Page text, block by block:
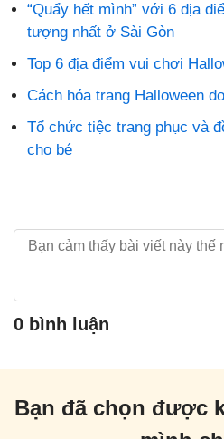
“Quẩy hết mình” với 6 địa
tượng nhất ở Sài Gòn
Top 6 địa điểm vui chơi
Cách hóa trang Halloween
Tổ chức tiệc trang phục và
cho bé
0 bình luận
Bạn đã chọn được